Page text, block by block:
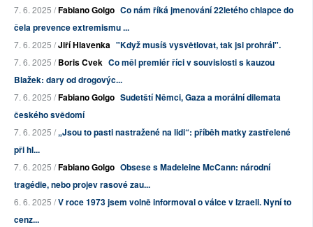
7. 6. 2025 /Fabiano Golgo Co nám říká jmenování 22letého chlapce do
čela prevence extremismu ...
7. 6. 2025 /Jiří Hlavenka "Když musíš vysvětlovat, tak jsi prohrál".
7. 6. 2025 /Boris Cvek Co měl premiér říci v souvislosti s kauzou
Blažek: dary od drogovýc...
7. 6. 2025 /Fabiano Golgo Sudetští Němci, Gaza a morální dilemata
českého svědomí
7. 6. 2025 /„Jsou to pasti nastražené na lidi“: příběh matky zastřelené
při hl...
7. 6. 2025 /Fabiano Golgo Obsese s Madeleine McCann: národní
tragédie, nebo projev rasové zau...
6. 6. 2025 /V roce 1973 jsem volně informoval o válce v Izraeli. Nyní to
cenz...